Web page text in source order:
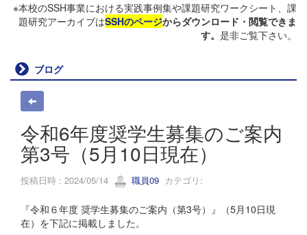
※本校のSSH事業における実践事例集や課題研究ワークシート、課
題研究アーカイブはSSHのページからダウンロード・閲覧できま
す。 是非ご覧下さい。
ブログ
令和6年度奨学生募集のご案内
第3号（5月10日現在）
投稿日時 : 2024/05/14 職員09 カテゴリ:
『令和６年度 奨学生募集のご案内（第3号）』（5月10日現
在）を下記に掲載しました。